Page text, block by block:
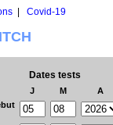
| Covid-19
Dates tests
J M
A